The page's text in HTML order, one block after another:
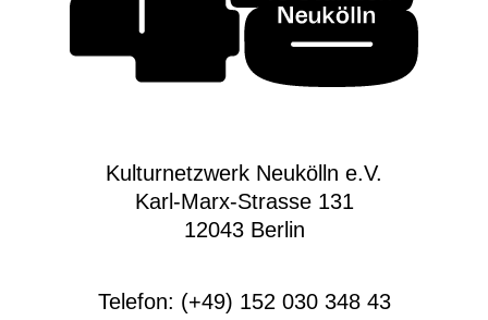
Kulturnetzwerk Neukölln e.V.
Karl-Marx-Strasse 131
12043 Berlin
Telefon: (+49) 152 030 348 43